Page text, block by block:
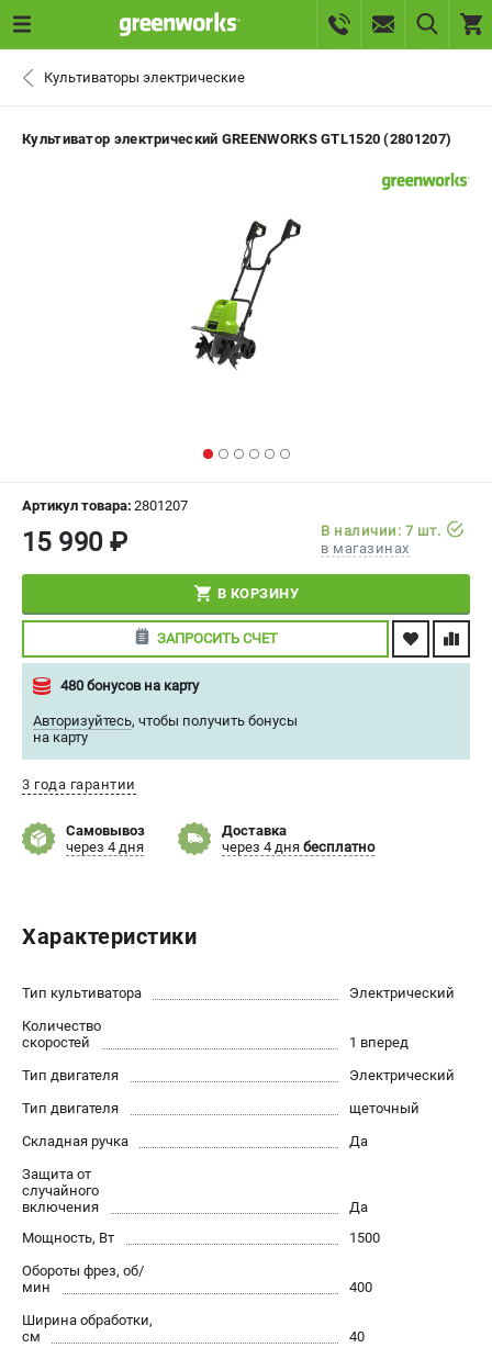
СЕРВИС
МАГАЗИНЫ
ИЗБРАННОЕ ( 0 )
СРАВНЕНИЕ ( 0 )
ВХОД ИЛИ РЕГИСТРАЦИЯ
ЗАКАЗАТЬ ЗАПЧАСТЬ
- ЗАКАЗ ЗАПЧАСТЕЙ
0 ₽
ПОДДЕРЖКА
Политика обработки персональных данных
ИНФОРМАЦИЯ
Новости
Контакты
Правила обмена и возврата
Способы оплаты
Бонусная программа
Как нас найти
Пользовательское соглашение
САДОВАЯ ТЕХНИКА
Аэраторы
Газонокосилки
Культиваторы
Кусторезы
Культиваторы электрические
Культиватор электрический GREENWORKS GTL1520 (2801207)
Артикул товара: 2801207
15 990 ₽
В наличии: 7 шт.
в магазинах
В КОРЗИНУ
ЗАПРОСИТЬ СЧЕТ
480 бонусов на карту
Авторизуйтесь, чтобы получить бонусы
на карту
3 года гарантии
Самовывоз
через 4 дня
Доставка
через 4 дня бесплатно
Характеристики
Тип культиватора
Электрический
Количество
скоростей
1 вперед
Тип двигателя
Электрический
Тип двигателя
щеточный
Складная ручка
Да
Защита от
случайного
включения
Да
Мощность, Вт
1500
Обороты фрез, об/
мин
400
Ширина обработки,
см
40